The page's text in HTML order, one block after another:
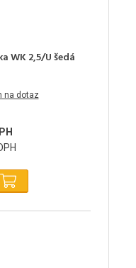
WK 2,5/U šedá
na dotaz